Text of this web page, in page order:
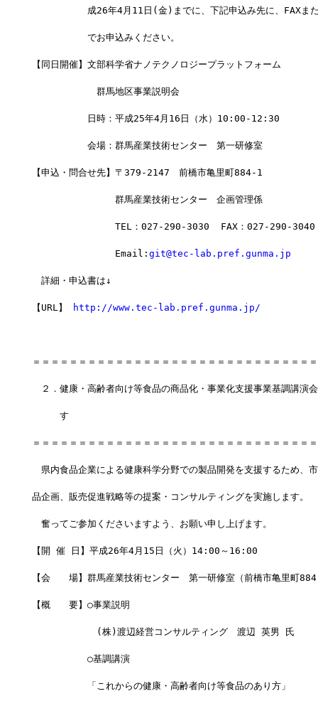
成26年4月11日(金)までに、下記申込み先に、FAXまた
でお申込みください。
【同日開催】文部科学省ナノテクノロジープラットフォーム
群馬地区事業説明会
日時：平成25年4月16日（水）10:00-12:30
会場：群馬産業技術センター　第一研修室
【申込・問合せ先】〒379-2147　前橋市亀里町884-1
群馬産業技術センター　企画管理係
TEL：027-290-3030  FAX：027-290-3040
Email: git@tec-lab.pref.gunma.jp
詳細・申込書は↓
【URL】 http://www.tec-lab.pref.gunma.jp/
＝＝＝＝＝＝＝＝＝＝＝＝＝＝＝＝＝＝＝＝＝＝＝＝＝＝＝＝＝＝
２．健康・高齢者向け等食品の商品化・事業化支援事業基調講演
す
＝＝＝＝＝＝＝＝＝＝＝＝＝＝＝＝＝＝＝＝＝＝＝＝＝＝＝＝＝＝
県内食品企業による健康科学分野での製品開発を支援するため、
品企画、販売促進戦略等の提案・コンサルティングを実施します。
奮ってご参加くださいますよう、お願い申し上げます。
【開 催 日】平成26年4月15日（火）14:00～16:00
【会　　場】群馬産業技術センター　第一研修室（前橋市亀里町
【概　　要】○事業説明
(株)渡辺経営コンサルティング　渡辺 英男 氏
○基調講演
「これからの健康・高齢者向け等食品のあり方」